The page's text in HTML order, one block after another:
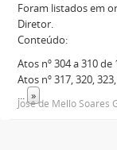
Foram listados em
Diretor.
Conteúdo:
Atos nº 304 a 310 de
Atos nº 317, 320,
... »
José de Mello Soares